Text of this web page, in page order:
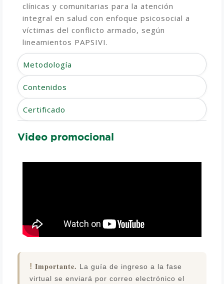
clínicas y comunitarias para la atención
integral en salud con enfoque psicosocial a
víctimas del conflicto armado, según
lineamientos PAPSIVI.
Metodología
Contenidos
Certificado
Video promocional
! Importante. La guía de ingreso a la fase
virtual se enviará por correo electrónico el